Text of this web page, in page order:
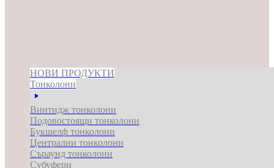
НОВИ ПРОДУКТИ
Тонколони
Винтидж тонколони
Подовостоящи тонколони
Букшелф тонколони
Централни тонколони
Съраунд тонколони
Субуфери